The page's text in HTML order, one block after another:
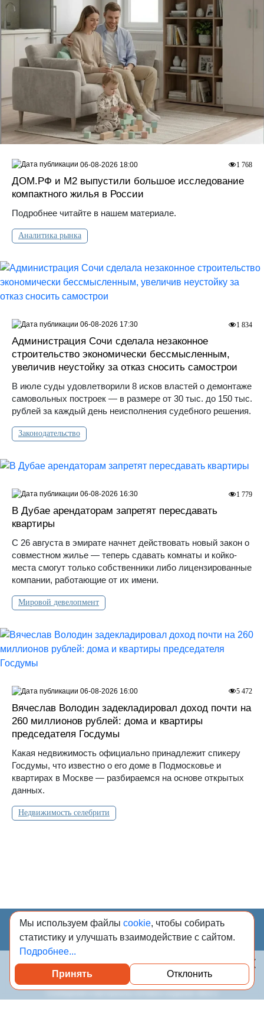
ДOМ.PФ и М2 выпустили большое исследование
компактного жилья в России
Подробнее читайте в нашем материале.
Аналитика рынка
1 768
06-08-2026 18:00
Администрация Сочи сделала незаконное
строительство экономически бессмысленным,
увеличив неустойку за отказ сносить самострои
В июле суды удовлетворили 8 исков властей о демонтаже
самовольных построек — в размере от 30 тыс. до 150 тыс.
рублей за каждый день неисполнения судебного решения.
Законодательство
1 834
06-08-2026 17:30
В Дубае арендаторам запретят пересдавать
квартиры
С 26 августа в эмирате начнет действовать новый закон о
совместном жилье — теперь сдавать комнаты и койко-
места смогут только собственники либо лицензированные
компании, работающие от их имени.
Мировой девелопмент
1 779
06-08-2026 16:30
Вячеслав Володин задекладировал доход почти на
260 миллионов рублей: дома и квартиры
председателя Госдумы
Какая недвижимость официально принадлежит спикеру
Госдумы, что известно о его доме в Подмосковье и
квартирах в Москве — разбираемся на основе открытых
данных.
Недвижимость селебрити
5 472
06-08-2026 16:00
Посмотреть каталог проверенных квартир
© Учредитель: Индивидуальный предприниматель
Опрышко Светлана Александровна, 2018-2026.
Сообщения и материалы сетевого издания «Всё о
Мы используем файлы cookie, чтобы собирать
статистику и улучшать взаимодействие с сайтом.
Подробнее...
Принять Отклонить